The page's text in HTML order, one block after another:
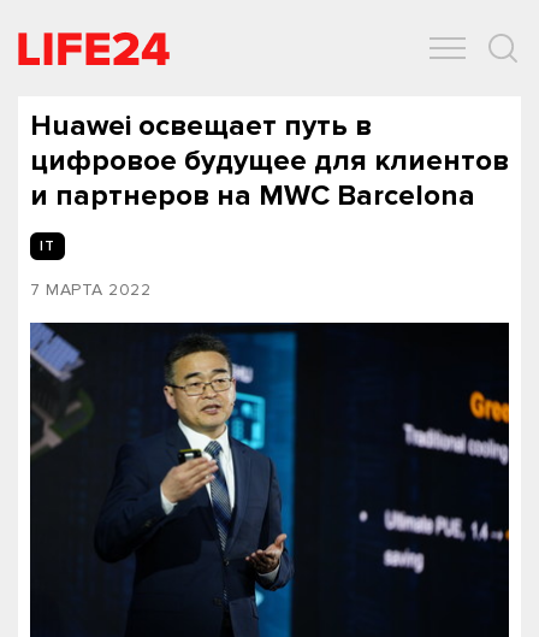
Huawei освещает путь в
цифровое будущее для клиентов
и партнеров на MWC Barcelona
IT
7 МАРТА 2022